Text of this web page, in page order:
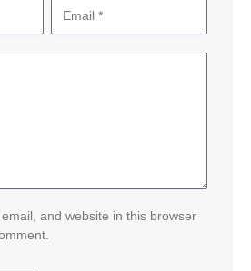
and website in this browser